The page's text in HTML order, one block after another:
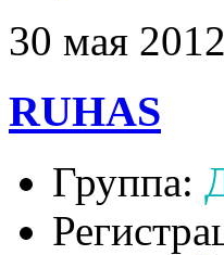
30 мая
RUHAS
Группа: